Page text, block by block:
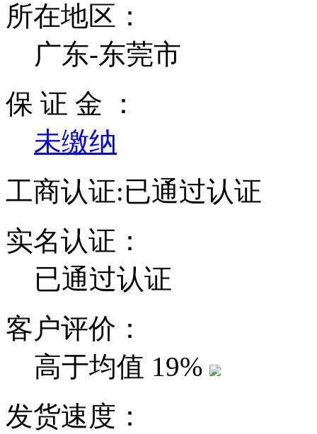
所在地区：
广东-东莞市
保 证 金 ：
未缴纳
工商认证:已通过认证
实名认证：
已通过认证
客户评价：
高于均值 19%
发货速度：